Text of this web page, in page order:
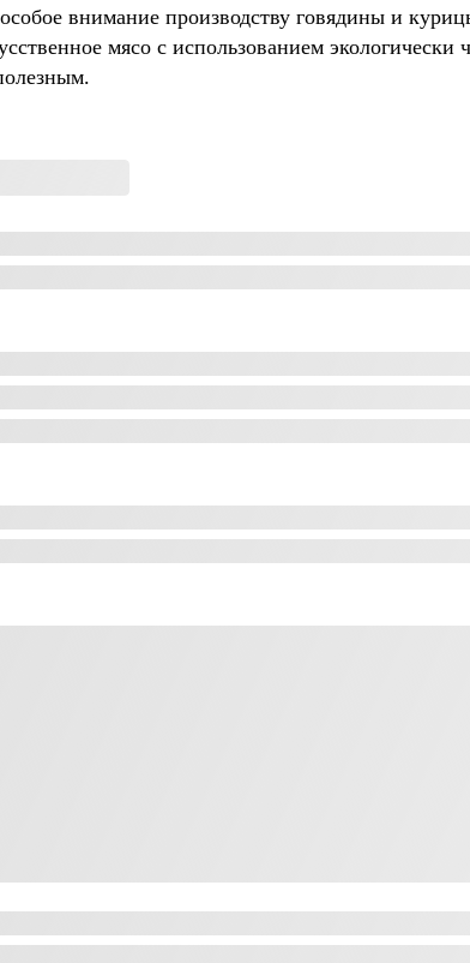
внимание производству говядины и
мясо с использованием экологически